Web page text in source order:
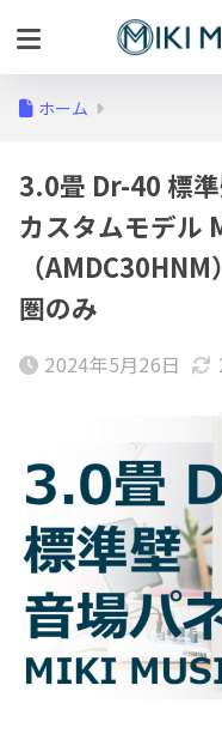
ホーム
3.0畳 Dr-40 標
カスタムモデル
（
圏のみ
2024年5月26日